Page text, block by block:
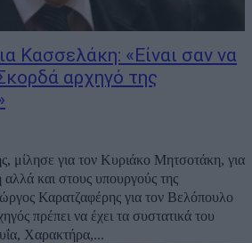
Κασσελάκη: «Είναι σαν να
αρχηγό της
μίλησε για τον Κυριάκο Μητσοτάκη, για
και στους υπουργούς της
Καρατζαφέρης για τον Βελόπουλο
πρέπει να έχει τα συστατικά του
Χαρακτήρα,...